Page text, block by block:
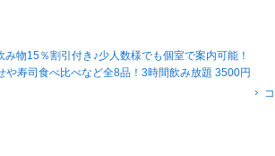
み物15％割引付き♪少人数様でも個室で案内可能！
や寿司食べ比べなど全8品！3時間飲み放題 3500円